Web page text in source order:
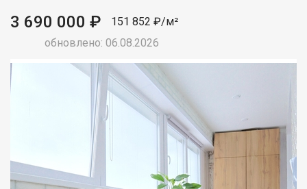
3 690 000 ₽
151 852 ₽/м²
обновлено: 06.08.2026